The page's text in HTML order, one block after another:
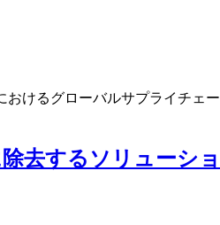
けるグローバルサプライチェ
去するソリューシ